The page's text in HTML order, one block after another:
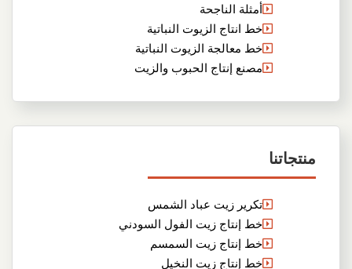
أمثلة الناجحة
خط انتاج الزيوت النباتية
خط معالجة الزيوت النباتية
مصنع إنتاج الحبوب والزيت
منتجاتنا
تكرير زيت عباد الشمس
خط إنتاج زيت الفول السودني
خط إنتاج زيت السمسم
خط إنتاج زيت النخيل